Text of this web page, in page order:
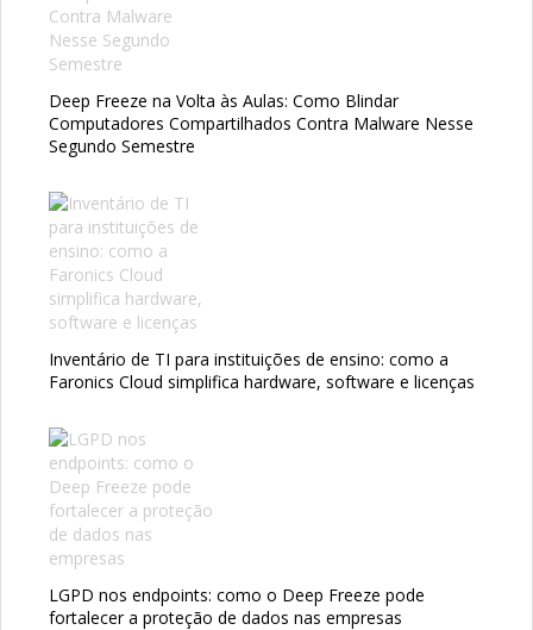
Deep Freeze na Volta às Aulas: Como Blindar
Computadores Compartilhados Contra Malware Nesse
Segundo Semestre
Inventário de TI para instituições de ensino: como a
Faronics Cloud simplifica hardware, software e licenças
LGPD nos endpoints: como o Deep Freeze pode
fortalecer a proteção de dados nas empresas